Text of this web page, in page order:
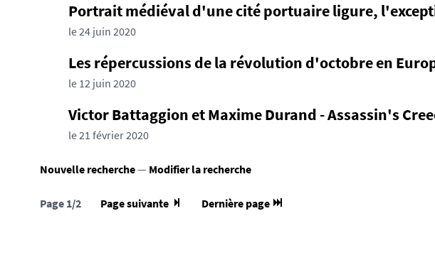
Portrait médiéval d'une cité portuaire ligure,
le 24 juin 2020
Les répercussions de la révolution d'octobre en
le 12 juin 2020
Victor Battaggion et Maxime Durand - Assassin's
le 21 février 2020
Nouvelle recherche— Modifier la recherche
Page 1/2 Page suivante Dernière page